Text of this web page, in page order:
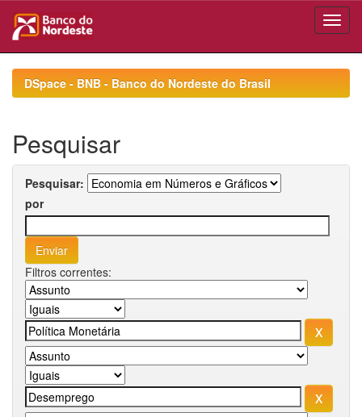
navigationDSpace - BNB - Banco do Nordeste do Brasil
Pesquisar
Pesquisar:
por
Filtros correntes: